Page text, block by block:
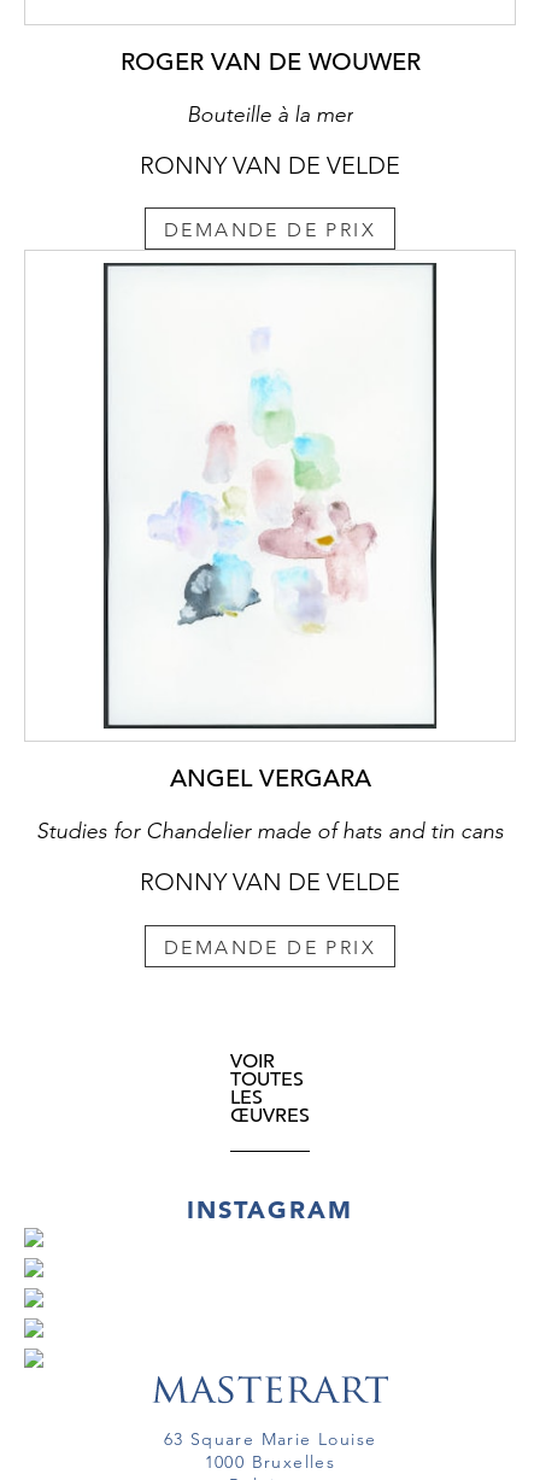
ROGER VAN DE WOUWER
Bouteille à la mer
RONNY VAN DE VELDE
DEMANDE DE PRIX
ANGEL VERGARA
Studies for Chandelier made of hats and tin cans
RONNY VAN DE VELDE
DEMANDE DE PRIX
VOIR
TOUTES
LES
ŒUVRES
INSTAGRAM
63 Square Marie Louise
1000 Bruxelles